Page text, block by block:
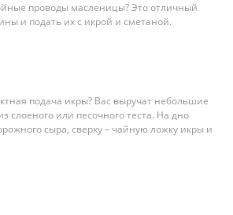
проводы масленицы? Это отличный
и подать их с икрой и сметаной.
подача икры? Вас выручат небольшие
слоеного или песочного теста. На дно
сыра, сверху – чайную ложку икры и